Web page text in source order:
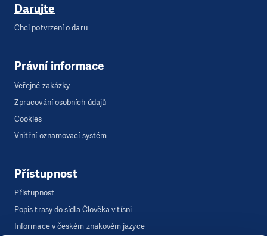
Darujte
Chci potvrzení o daru
Právní informace
Veřejné zakázky
Zpracování osobních údajů
Cookies
Vnitřní oznamovací systém
Přístupnost
Přístupnost
Popis trasy do sídla Člověka v tísni
Informace v českém znakovém jazyce